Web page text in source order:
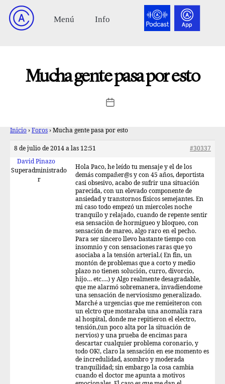
Mucha gente pasa por esto
Inicio › Foros › Mucha gente pasa por esto
8 de julio de 2014 a las 12:51
#30337
David Pinazo
Superadministrado
r
Hola Paco, he leído tu mensaje y el de los
demás compañer@s y con 45 años, deportista
casi obsesivo, acabo de sufrir una situación
parecida, con un elevado componente de
ansiedad y transtornos físicos semejantes. En
mi caso todo empezó un miercoles noche
tranquilo y relajado, cuando de repente sentir
esa sensaciòn de hormigueo y bloqueo, con
sensación de mareo, algo raro en el pecho.
Para ser sincero llevo bastante tiempo con
insomnio y con sensaciones raras que yo
asociaba a la tensión arterial.( En fin, un
montón de problemas que a corto y medio
plazo no tienen solución, curro, divorcio,
hijo… etc….) y Algo realmente desagradable,
que me alarmó sobremanera, invadiendome
una sensación de nerviosismo generalizado.
Marché a urgencias que me remieiteron con
un elctro que mostaraba una anomalía rara
al hospital, donde me repitieron el electro,
tensión,(un poco alta por la situación de
nervios) y una prueba de encimas para
descartar cualquier problema coronario, y
todo OK!, claro la sensación en ese momento es
de incredulidad, asombro y moderada
tranquilidad; sin embargo la cosa cambia
cuando el doctor me apunta a motivos